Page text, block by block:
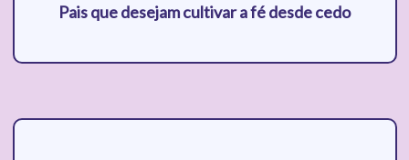
Pais que desejam cultivar a fé desde cedo